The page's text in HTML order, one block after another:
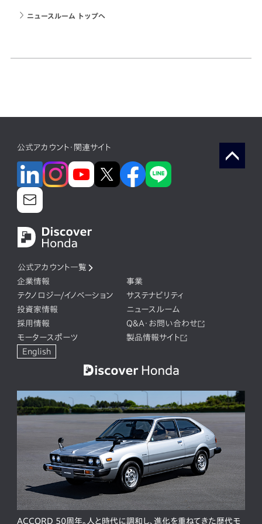
ニュースルーム トップへ
公式アカウント・関連サイト
公式アカウント一覧
企業情報
事業
テクノロジー/イノベーション
サステナビリティ
投資家情報
ニュースルーム
採用情報
Q&A・お問い合わせ
モータースポーツ
製品情報サイト
English
ACCORD 50周年。人と時代に調和し、進化を重ねてきた歴代モ